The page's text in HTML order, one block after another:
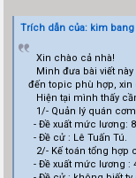
Trích dẫn của: kim bang
Xin chào cả nhà!
Minh đưa bài viết
đến topic phù hợp, xin
Hiện tại mình thấy
1/- Quản lý quán cơm
- Đề xuất mức lương:
- Đề cử : Lê Tuấn Tú.
2/- Kế toán tổng hợp
- Đề xuất mức lương :